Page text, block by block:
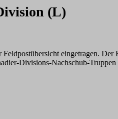
(L)
eingetragen.
Divisions-Nachschub-